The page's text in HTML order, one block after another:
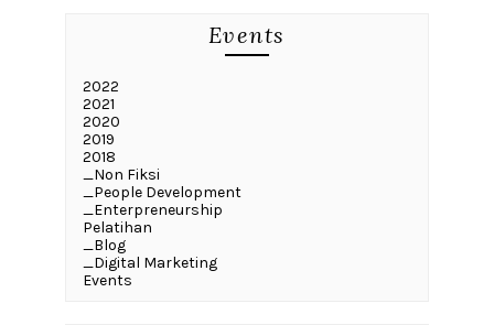
Events
2022
2021
2020
2019
2018
_Non Fiksi
_People Development
_Enterpreneurship
Pelatihan
_Blog
_Digital Marketing
Events